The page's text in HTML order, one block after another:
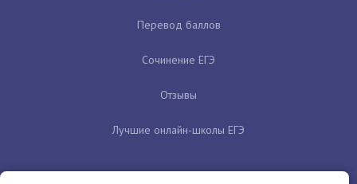
Перевод баллов
Сочинение ЕГЭ
Отзывы
Лучшие онлайн-школы ЕГЭ